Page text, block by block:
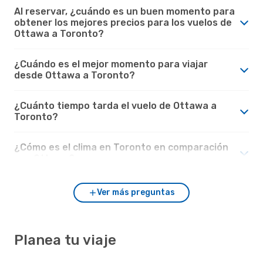
Al reservar, ¿cuándo es un buen momento para
obtener los mejores precios para los vuelos de
Ottawa a Toronto?
¿Cuándo es el mejor momento para viajar
desde Ottawa a Toronto?
¿Cuánto tiempo tarda el vuelo de Ottawa a
Toronto?
¿Cómo es el clima en Toronto en comparación
Ver más preguntas
Planea tu viaje